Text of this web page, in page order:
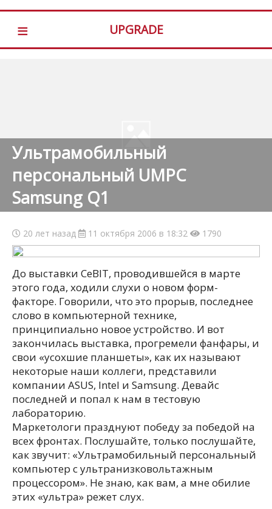
≡ UPGRADE
Ультрамобильный
персональный UMPC
Samsung Q1
20 лет назад 11 октября 2006 в 18:32 1790
До выставки CeBIT, проводившейся в марте
этого года, ходили слухи о новом форм-
факторе. Говорили, что это прорыв, последнее
слово в компьютерной технике,
принципиально новое устройство. И вот
закончилась выставка, прогремели фанфары, и
свои «усохшие планшеты», как их называют
некоторые наши коллеги, представили
компании ASUS, Intel и Samsung. Девайс
последней и попал к нам в тестовую
лабораторию.
Маркетологи празднуют победу за победой на
всех фронтах. Послушайте, только послушайте,
как звучит: «Ультрамобильный персональный
компьютер с ультранизковольтажным
процессором». Не знаю, как вам, а мне обилие
этих «ультра» режет слух.